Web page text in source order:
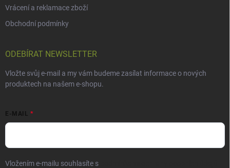
Vrácení a reklamace zboží
Obchodní podmínky
ODEBÍRAT NEWSLETTER
Vložte svůj e-mail a my vám budeme zasílat informace o nových
produktech na našem e-shopu.
E-MAIL
Vložením e-mailu souhlasíte s